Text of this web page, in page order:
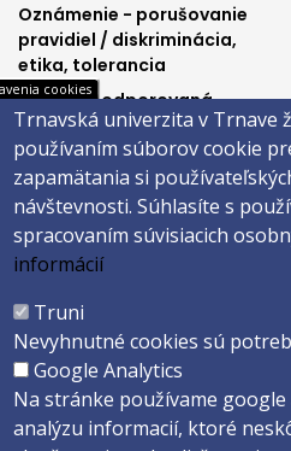
Oznámenie - porušovanie
pravidiel / diskriminácia,
etika, tolerancia
Výučba podporovaná
Ministerstvom
spravodlivosti SR
Päta
Vyhlásenie o prístupnosti
Copyright ©2026 Právnická fakulta ·
Created byActivIT s.r.o.
cookies
Trnavská univerzita v Trnave
používaním súborov cookie
zapamätania si
návštevnosti. Súhlasíte s
spracovaním súvisiacich
informácií
Truni
Nevyhnutné cookies sú
Google Analytics
Na stránke používame google
analýzu informacií, ktoré